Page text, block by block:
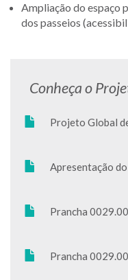
Ampliação do espaço
dos passeios
Conheça o
Projeto Global
Apresentação
Prancha
Prancha